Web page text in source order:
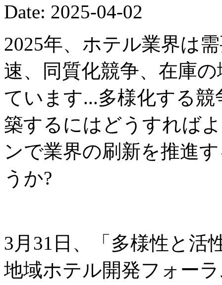
Date: 2025-04-02
2025年、ホテル業界は
速、同質化競争、在庫
ています...多様化する
築するにはどうすれば
ンで業界の刷新を推進
うか?
3月31日、「多様性と活
地域ホテル開発フォー